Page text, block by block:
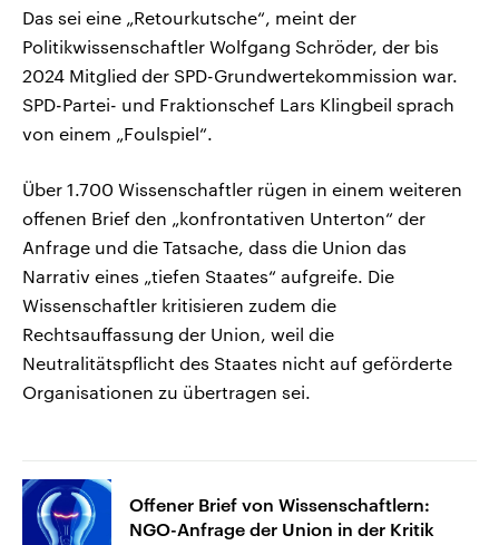
Das sei eine „Retourkutsche“, meint der
Politikwissenschaftler Wolfgang Schröder, der bis
2024 Mitglied der SPD-Grundwertekommission war.
SPD-Partei- und Fraktionschef Lars Klingbeil sprach
von einem „Foulspiel“.
Über 1.700 Wissenschaftler rügen in einem weiteren
offenen Brief den „konfrontativen Unterton“ der
Anfrage und die Tatsache, dass die Union das
Narrativ eines „tiefen Staates“ aufgreife. Die
Wissenschaftler kritisieren zudem die
Rechtsauffassung der Union, weil die
Neutralitätspflicht des Staates nicht auf geförderte
Organisationen zu übertragen sei.
Offener Brief von Wissenschaftlern:
NGO-Anfrage der Union in der Kritik